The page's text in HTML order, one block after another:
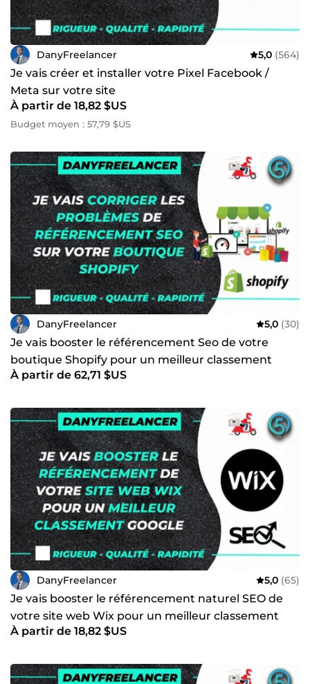
DanyFreelancer 5,0 (564)
Je vais créer et installer votre Pixel Facebook /
Meta sur votre site
À partir de 18,82 $US
Budget moyen : 57,79 $US
DanyFreelancer 5,0 (30)
Je vais booster le référencement Seo de votre
boutique Shopify pour un meilleur classement
dans les SERP
À partir de 62,71 $US
DanyFreelancer 5,0 (65)
Je vais booster le référencement naturel SEO de
votre site web Wix pour un meilleur classement
Google
À partir de 18,82 $US